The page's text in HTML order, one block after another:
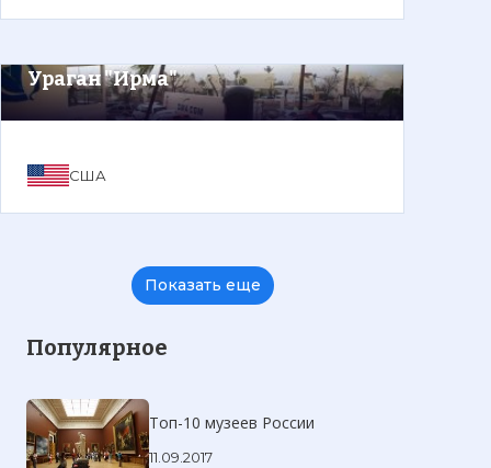
Ураган "Ирма"
США
Показать еще
Популярное
Топ-10 музеев России
11.09.2017